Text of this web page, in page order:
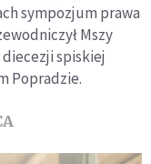
sympozjum prawa
Mszy
spiskiej
Popradzie.